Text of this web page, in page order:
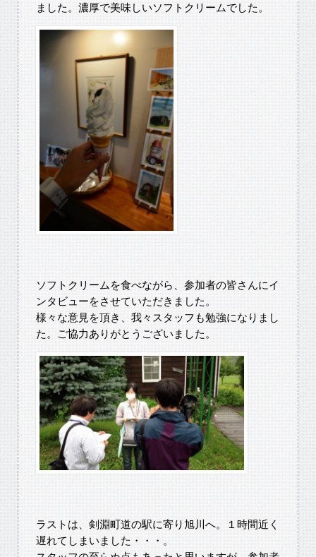
ました。濃厚で美味しいソフトクリームでした。
ソフトクリームを食べながら、参加者の皆さんにイ
ンタビューをさせていただきました。
様々な意見を頂き、我々スタッフも勉強になりまし
た。ご協力ありがとうございました。
ラストは、剣淵町道の駅に寄り旭川へ。１時間近く
遅れてしまいました・・・。